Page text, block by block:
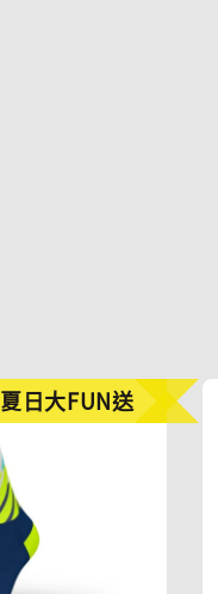
夏日大FUN送